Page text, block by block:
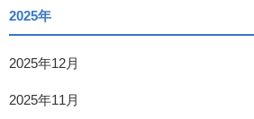
2025年
2025年12月
2025年11月